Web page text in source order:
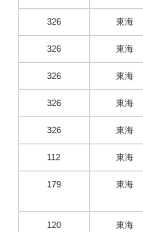
326 東海
326 東海
326 東海
326 東海
326 東海
112 東海
179 東海
120 東海